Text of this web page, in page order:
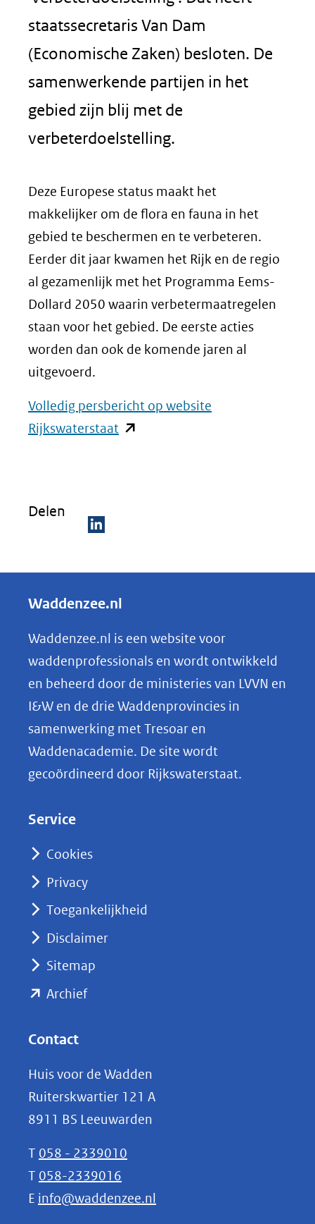
staatssecretaris Van Dam
(Economische Zaken) besloten. De
samenwerkende partijen in het
gebied zijn blij met de
verbeterdoelstelling.
Deze Europese status maakt het
makkelijker om de flora en fauna in het
gebied te beschermen en te verbeteren.
Eerder dit jaar kwamen het Rijk en de regio
al gezamenlijk met het Programma Eems-
Dollard 2050 waarin verbetermaatregelen
staan voor het gebied. De eerste acties
worden dan ook de komende jaren al
uitgevoerd.
Volledig persbericht op website
Rijkswaterstaat (opent
website)
Delen
e
e
n
o
p
k
e
nieuw
naar
Waddenzee.nl
Waddenzee.nl is een website voor
waddenprofessionals en wordt ontwikkeld
en beheerd door de ministeries van LVVN en
I&W en de drie Waddenprovincies in
samenwerking met Tresoar en
Waddenacademie. De site wordt
gecoördineerd door Rijkswaterstaat.
Service
Cookies
Privacy
Toegankelijkheid
Disclaimer
Sitemap
Archief(opent
(verwijst
naar
een
andere
website)
Contact
Huis voor de Wadden
Ruiterskwartier 121 A
8911 BS Leeuwarden
T 058 - 2339010
T 058-2339016
E info@waddenzee.nl